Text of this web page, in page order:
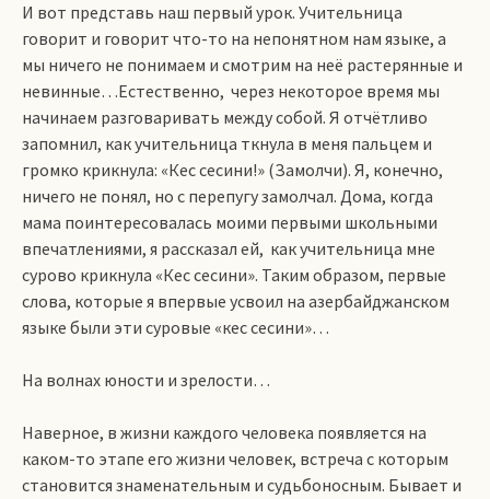
И вот представь наш первый урок. Учительница
говорит и говорит что-то на непонятном нам языке, а
мы ничего не понимаем и смотрим на неё растерянные и
невинные…Естественно, через некоторое время мы
начинаем разговаривать между собой. Я отчётливо
запомнил, как учительница ткнула в меня пальцем и
громко крикнула: «Кес сесини!» (Замолчи). Я, конечно,
ничего не понял, но с перепугу замолчал. Дома, когда
мама поинтересовалась моими первыми школьными
впечатлениями, я рассказал ей, как учительница мне
сурово крикнула «Кес сесини». Таким образом, первые
слова, которые я впервые усвоил на азербайджанском
языке были эти суровые «кес сесини»…
На волнах юности и зрелости…
Наверное, в жизни каждого человека появляется на
каком-то этапе его жизни человек, встреча с которым
становится знаменательным и судьбоносным. Бывает и